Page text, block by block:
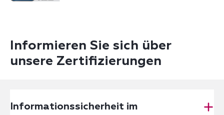
Informieren Sie sich über
unsere Zertifizierungen
Informationssicherheit im